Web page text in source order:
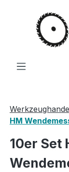
Zum Hauptinhalt
HM
10er Set